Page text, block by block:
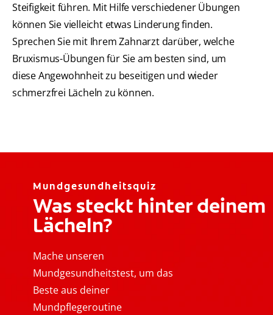
Steifigkeit führen. Mit Hilfe verschiedener Übungen
können Sie vielleicht etwas Linderung finden.
Sprechen Sie mit Ihrem Zahnarzt darüber, welche
Bruxismus-Übungen für Sie am besten sind, um
diese Angewohnheit zu beseitigen und wieder
schmerzfrei Lächeln zu können.
Mundgesundheitsquiz
Was steckt hinter deinem
Lächeln?
Mache unseren
Mundgesundheitstest, um das
Beste aus deiner
Mundpflegeroutine